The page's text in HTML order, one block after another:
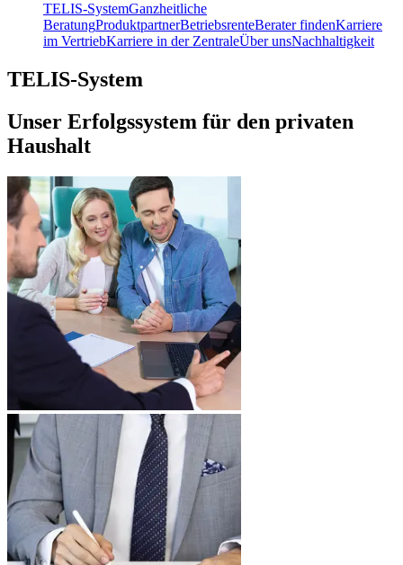
TELIS-SystemGanzheitliche
BeratungProduktpartnerBetriebsrenteBerater findenKarriere
im VertriebKarriere in der ZentraleÜber unsNachhaltigkeit
TELIS-System
Unser Erfolgssystem für den privaten
Haushalt